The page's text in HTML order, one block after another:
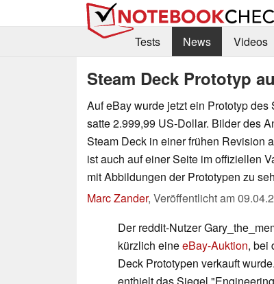
Tests
News Videos
Steam Deck Prototyp
Auf eBay wurde jetzt ein Prototyp des
satte 2.999,99 US-Dollar. Bilder des
Steam Deck in einer frühen Revision
ist auch auf einer Seite im offiziellen
mit Abbildungen der Prototypen zu
Marc Zander, Veröffentlicht am
Der reddit-Nutzer
kürzlich eineeBay-Auktion, bei
Deck Prototypen verkauft